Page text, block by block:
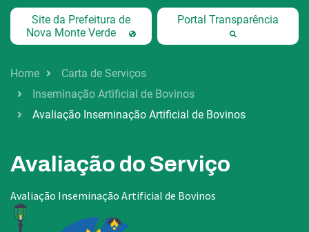
Site da Prefeitura de
Nova Monte Verde
Portal Transparência
Home
Carta de Serviços
Inseminação Artificial de Bovinos
Avaliação Inseminação Artificial de Bovinos
Avaliação do Serviço
Avaliação Inseminação Artificial de Bovinos